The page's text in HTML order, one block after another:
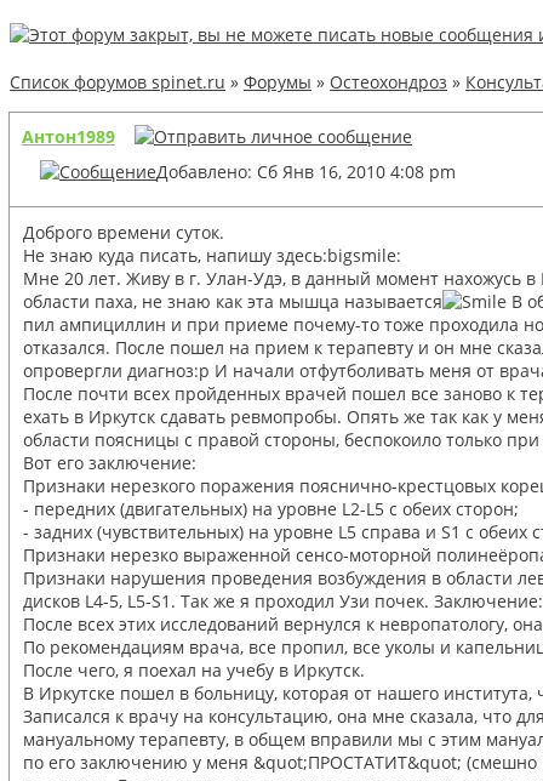
Список форумов spinet.ru » Форумы » Остеохондроз »
Антон1989
Добавлено: Сб Янв 16, 2010 4:08 pm
Доброго времени суток.
Не знаю куда писать, напишу здесь:bigsmile:
Мне 20 лет. Живу в г. Улан-Удэ, в данный момент нахожусь в
области паха, не знаю как эта мышца называется
В
пил ампициллин и при приеме почему-то тоже проходила
отказался. После пошел на прием к терапевту и он мне
опровергли диагноз:p И начали отфутболивать меня от
После почти всех пройденных врачей пошел все заново к
ехать в Иркутск сдавать ревмопробы. Опять же так как у
области поясницы с правой стороны, беспокоило только
Вот его заключение:
Признаки нерезкого поражения пояснично-крестцовых
- передних (двигательных) на уровне L2-L5 с обеих сторон;
- задних (чувствительных) на уровне L5 справа и S1 с обеих
Признаки нерезко выраженной сенсо-моторной
Признаки нарушения проведения возбуждения в области
дисков L4-5, L5-S1. Так же я проходил Узи почек.
После всех этих исследований вернулся к невропатологу,
По рекомендациям врача, все пропил, все уколы и
После чего, я поехал на учебу в Иркутск.
В Иркутске пошел в больницу, которая от нашего
Записался к врачу на консультацию, она мне сказала,
мануальному терапевту, в общем вправили мы с этим
по его заключению у меня &quot;ПРОСТАТИТ&quot; (смешно